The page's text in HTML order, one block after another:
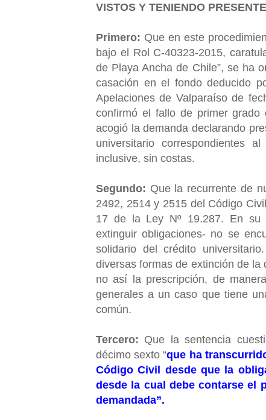
VISTOS Y TENIENDO
Primero: Que en este
bajo el Rol C-40323-2015,
de Playa Ancha de Chile”, se ha
casación en el fondo deducido
Apelaciones de Valparaíso de
confirmó el fallo de primer
acogió lademanda declarando
universitario correspondientes
inclusive, sin costas.
Segundo: Que la recurrente de
2492, 2514 y 2515 del Código
17 de la Ley Nº 19.287. En su
extinguir obligaciones- no se
solidario del crédito
diversas formas de extinción de
no así la prescripción, de
generales a un caso que tiene
común.
Tercero: Que la sentencia
décimo sexto “que ha
Código Civil desde que la
desde la cual debe contarse el
demandada”.